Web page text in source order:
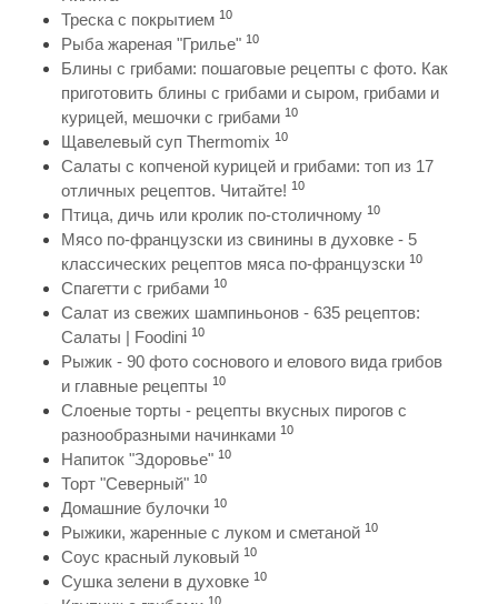
Треска с покрытием 10
Рыба жареная "Грилье" 10
Блины с грибами: пошаговые рецепты с фото. Как
приготовить блины с грибами и сыром, грибами и
курицей, мешочки с грибами 10
Щавелевый суп Thermomix 10
Салаты с копченой курицей и грибами: топ из 17
отличных рецептов. Читайте! 10
Птица, дичь или кролик по-столичному 10
Мясо по-французски из свинины в духовке - 5
классических рецептов мяса по-французски 10
Спагетти с грибами 10
Салат из свежих шампиньонов - 635 рецептов:
Салаты | Foodini 10
Рыжик - 90 фото соснового и елового вида грибов
и главные рецепты 10
Слоеные торты - рецепты вкусных пирогов с
разнообразными начинками 10
Напиток "Здоровье" 10
Торт "Северный" 10
Домашние булочки 10
Рыжики, жаренные с луком и сметаной 10
Соус красный луковый 10
Сушка зелени в духовке 10
10